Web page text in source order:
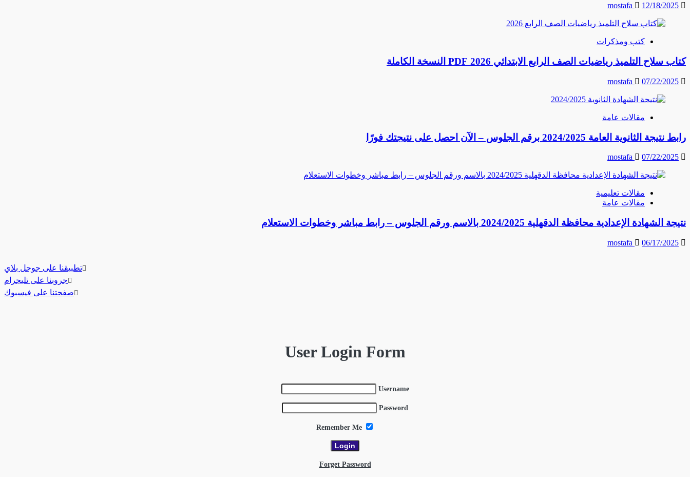
mostafa 12/18/2025
كتب ومذكرات
كتاب سلاح التلميذ رياضيات الصف الرابع الابتدائي 2026 PDF النسخة الكاملة
mostafa 07/22/2025
مقالات عامة
رابط نتيجة الثانوية العامة 2024/2025 برقم الجلوس – الآن احصل على نتيجتك فورًا
mostafa 07/22/2025
مقالات تعليمية
مقالات عامة
نتيجة الشهادة الإعدادية محافظة الدقهلية 2024/2025 بالاسم ورقم الجلوس – رابط مباشر وخطوات الاستعلام
mostafa 06/17/2025
تطبيقنا على جوجل بلاي
جروبنا على تليجرام
صفحتنا على فيسبوك
User Login Form
Username
Password
Remember Me
Forget Password